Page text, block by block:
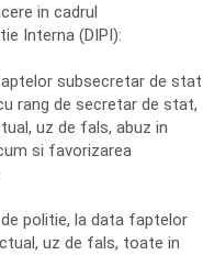
in cadrul
Interna (DIPI):
subsecretar de stat
rang de secretar de stat,
uz de fals, abuz in
si favorizarea
politie, la data faptelor
uz de fals, toate in